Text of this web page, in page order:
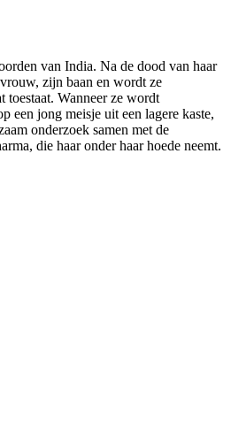
van India. Na de dood van haar
zijn baan en wordt ze
toestaat. Wanneer ze wordt
een jong meisje uit een lagere kaste,
onderzoek samen met de
die haar onder haar hoede neemt.